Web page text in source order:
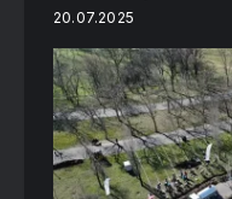
20.07.2025